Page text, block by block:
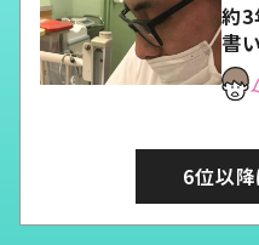
約3
書
6位以降